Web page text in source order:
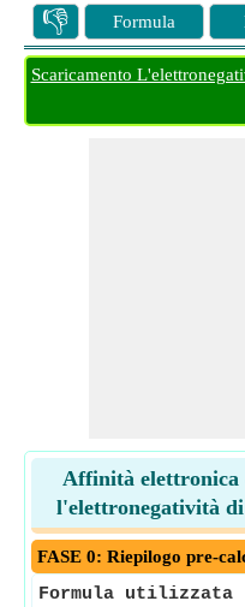
👎 Formula
Scaricamento
Affinità elettronica
l'elettronegatività
FASE 0: Riepilogo pre-
Formula utilizzata